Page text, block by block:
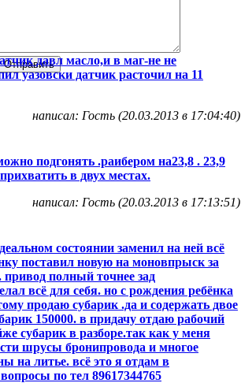
давл масло,и в маг-не не
уазовски датчик расточил на 11
написал: Гость (20.03.2013 в 17:04:40)
подгонять .раибером на23,8 . 23,9
в двух местах.
написал: Гость (20.03.2013 в 17:13:51)
состоянии заменил на ней всё
поставил новую на моновпрыск за
привод полный точнее зад
всё для себя. но с рождения ребёнка
продаю субарик .да и содержать двое
150000. в придачу отдаю рабочий
субарик в разборе.так как у меня
шрусы бронипровода и многое
на литье. всё это я отдам в
по тел 89617344765